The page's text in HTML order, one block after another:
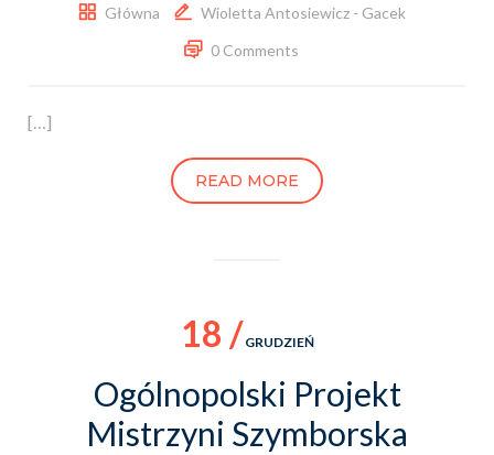
Główna
Wioletta Antosiewicz - Gacek
0 Comments
[…]
READ MORE
18 / GRUDZIEŃ
Ogólnopolski Projekt
Mistrzyni Szymborska